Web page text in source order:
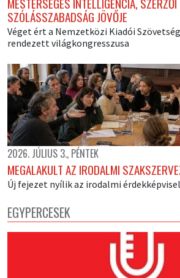
SZÓLÁSSZABADSÁG JÖVŐJE
Véget ért a Nemzetközi Kiadói
rendezett világkongresszusa
2026. JÚLIUS 3., PÉNTEK
MEGALAKULT AZ IRODALMI
Új fejezet nyílik az irodalmi
EGYPERCESEK